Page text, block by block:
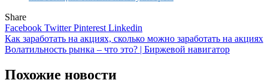
Share
Facebook TwitterPinterest Linkedin
Навигация
по
записям
Как заработать на акциях, сколько можно заработать на акциях
Волатильность рынка – что это? | Биржевой навигатор
Похожие новости